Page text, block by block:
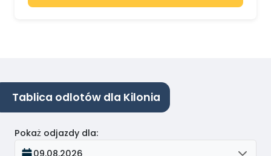
Tablica odlotów dla Kilonia
Pokaż odjazdy dla:
09.08.2026